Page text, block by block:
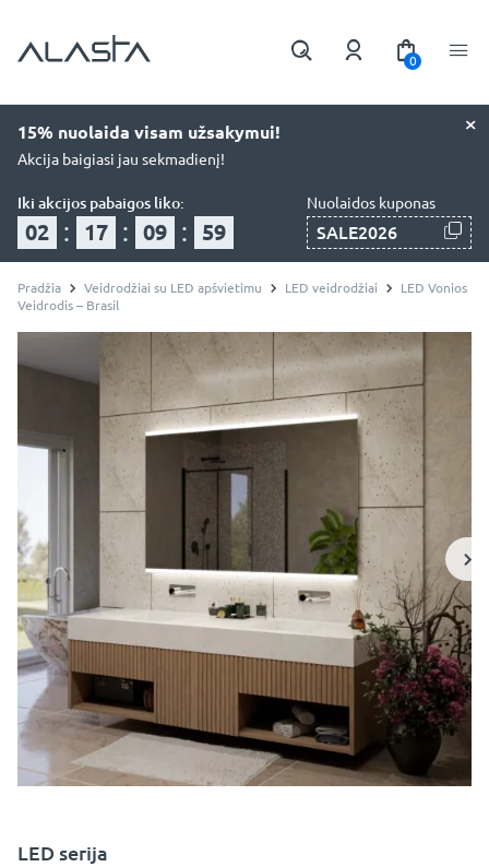
0
×
15% nuolaida visam užsakymui!
Akcija baigiasi jau sekmadienį!
Iki akcijos pabaigos liko:
02 : 17 : 09 : 57
Nuolaidos kuponas
SALE2026
Pradžia Veidrodžiai su LED apšvietimu LED veidrodžiai
LED Vonios
Veidrodis – Brasil
LED serija